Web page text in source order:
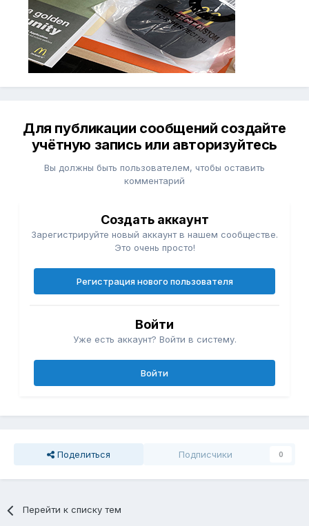
Для публикации сообщений создайте
учётную запись или авторизуйтесь
Вы должны быть пользователем, чтобы оставить
комментарий
Создать аккаунт
Зарегистрируйте новый аккаунт в нашем сообществе.
Это очень просто!
Регистрация нового пользователя
Войти
Уже есть аккаунт? Войти в систему.
Войти
Поделиться Подписчики 0
Перейти к списку тем